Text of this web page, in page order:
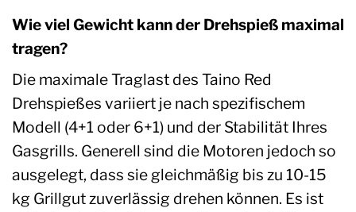
Wie viel Gewicht kann der Drehspieß maximal
tragen?
Die maximale Traglast des Taino Red
Drehspießes variiert je nach spezifischem
Modell (4+1 oder 6+1) und der Stabilität Ihres
Gasgrills. Generell sind die Motoren jedoch so
ausgelegt, dass sie gleichmäßig bis zu 10-15
kg Grillgut zuverlässig drehen können. Es ist